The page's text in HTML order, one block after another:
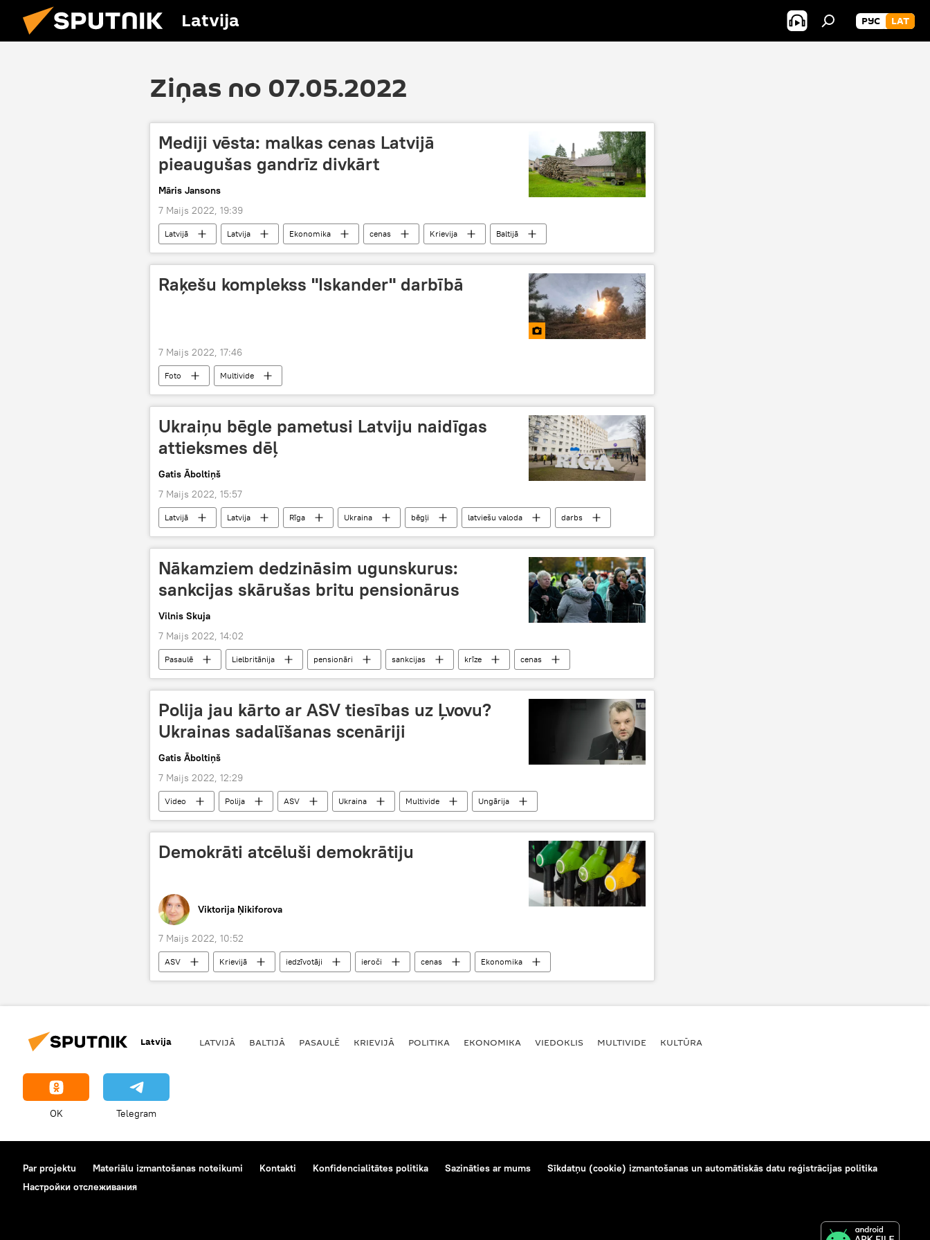
Latvija РУС LAT
Ziņas no 07.05.2022
Mediji vēsta: malkas cenas Latvijā
pieaugušas gandrīz divkārt
Māris Jansons
7 Maijs 2022, 19:39
Latvijā Latvija Ekonomika cenas Krievija
Baltijā
Baltkrievija
imports
Raķešu komplekss "Iskander" darbībā
7 Maijs 2022, 17:46
Foto Multivide
Ukraiņu bēgle pametusi Latviju naidīgas
attieksmes dēļ
Gatis Āboltiņš
7 Maijs 2022, 15:57
Latvijā Latvija Rīga Ukraina bēgļi latviešu valoda darbs
Nākamziem dedzināsim ugunskurus:
sankcijas skārušas britu pensionārus
Vilnis Skuja
7 Maijs 2022, 14:02
Pasaulē Lielbritānija pensionāri sankcijas krīze
cenas
elektroenerģija
inflācija konflikts
Polija jau kārto ar ASV tiesības uz Ļvovu?
Ukrainas sadalīšanas scenāriji
Gatis Āboltiņš
7 Maijs 2022, 12:29
Video Polija ASV Ukraina Multivide Ungārija
Demokrāti atcēluši demokrātiju
Viktorija Ņikiforova
7 Maijs 2022, 10:52
ASV Krievijā iedzīvotāji ieroči cenas
Ekonomika
politika
Latvija LATVIJĀ BALTIJĀ PASAULĒ KRIEVIJĀ POLITIKA EKONOMIKA VIEDOKLIS MULTIVIDE KULTŪRA
OK Telegram
Par projektu Materiālu izmantošanas noteikumi Kontakti Konfidencialitātes politika Sazināties ar mums
Sīkdatņu (cookie) izmantošanas un automātiskās datu reģistrācijas politika
Настройки отслеживания